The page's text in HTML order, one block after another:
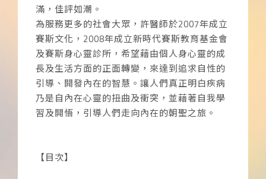
滿，佳評如潮。
為服務更多的社會大眾，許醫師於2007年成立
賽斯文化，2008年成立新時代賽斯教育基金會
及賽斯身心靈診所，希望藉由個人身心靈的成
長及生活方面的正面轉變，來達到追求自性的
引導、開發內在的智慧。讓人們真正明白疾病
乃是自內在心靈的扭曲及衝突，並藉著自我學
習及開悟，引導人們走向內在的朝聖之旅。
【目次】